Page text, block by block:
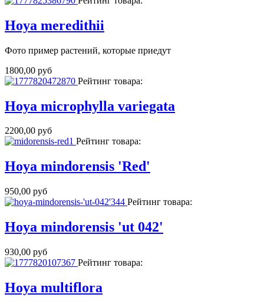
Hoya meredithii
Фото пример растений, которые приедут
1800,00 руб
Рейтинг товара:
Hoya microphylla variegata
2200,00 руб
Рейтинг товара:
Hoya mindorensis 'Red'
950,00 руб
Рейтинг товара:
Hoya mindorensis 'ut 042'
930,00 руб
Рейтинг товара:
Hoya multiflora